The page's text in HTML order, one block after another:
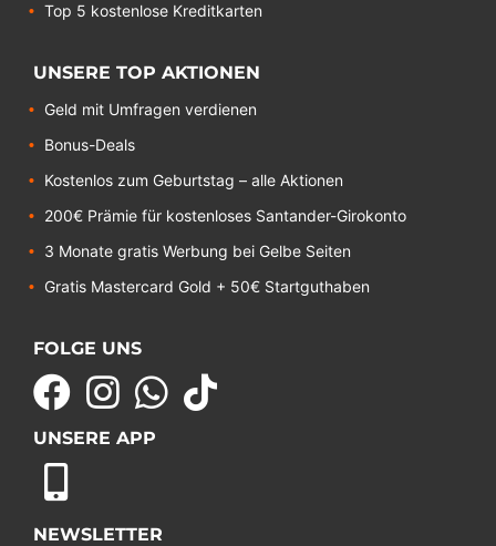
Top 5 kostenlose Kreditkarten
UNSERE TOP AKTIONEN
Geld mit Umfragen verdienen
Bonus-Deals
Kostenlos zum Geburtstag – alle Aktionen
200€ Prämie für kostenloses Santander-Girokonto
3 Monate gratis Werbung bei Gelbe Seiten
Gratis Mastercard Gold + 50€ Startguthaben
FOLGE UNS
UNSERE APP
NEWSLETTER